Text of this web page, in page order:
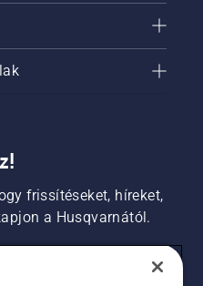
frissítéseket, híreket,
a Husqvarnától.